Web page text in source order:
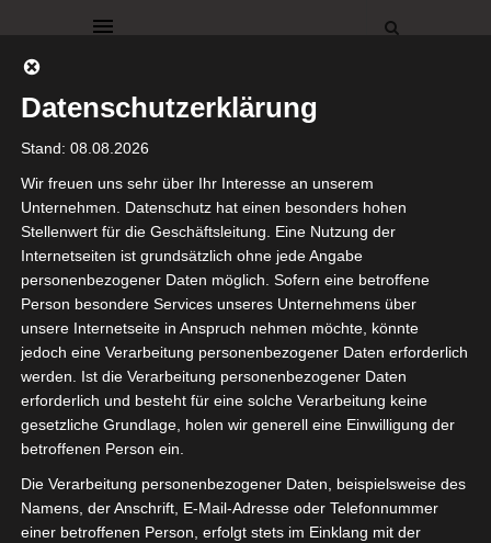
DEKORATIONEN ESSZIMMER
Neuer
Esszimmertisch
10. Mai 2018
Hallo meine Lieben,
heute möchte ich Euch unseren neuen
Esszimmertisch zeigen.
Datenschutzerklärung
Stand: 08.08.2026
Wir freuen uns sehr über Ihr Interesse an unserem
Unternehmen. Datenschutz hat einen besonders hohen
Stellenwert für die Geschäftsleitung. Eine Nutzung der
Internetseiten ist grundsätzlich ohne jede Angabe
personenbezogener Daten möglich. Sofern eine betroffene
Person besondere Services unseres Unternehmens über
unsere Internetseite in Anspruch nehmen möchte, könnte
jedoch eine Verarbeitung personenbezogener Daten erforderlich
werden. Ist die Verarbeitung personenbezogener Daten
erforderlich und besteht für eine solche Verarbeitung keine
gesetzliche Grundlage, holen wir generell eine Einwilligung der
betroffenen Person ein.
Die Verarbeitung personenbezogener Daten, beispielsweise des
Namens, der Anschrift, E-Mail-Adresse oder Telefonnummer
einer betroffenen Person, erfolgt stets im Einklang mit der